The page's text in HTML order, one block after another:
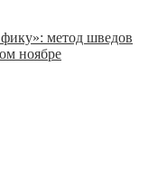
метод шведов
ноябре